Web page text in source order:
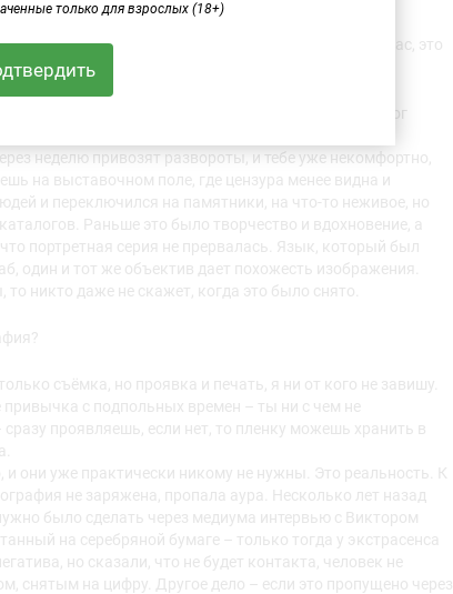
периоде, девяностых и двухтысячных годах?
концептуальная серия, а то, что снимаешь сейчас, это
изменились отношения в среде. Ты уже там не мог
неделю привозят развороты, и тебе уже некомфортно,
на выставочном поле, где цензура менее видна и
и переключился на памятники, на что-то неживое, но
Раньше это было творчество и вдохновение, а
портретная серия не прервалась. Язык, который был
один и тот же объектив дает похожесть изображения.
никто даже не скажет, когда это было снято.
съёмка, но проявка и печать, я ни от кого не завишу.
с подпольных времен – ты ни с чем не
проявляешь, если нет, то пленку можешь хранить в
они уже практически никому не нужны. Это реальность. К
не заряжена, пропала аура. Несколько лет назад
было сделать через медиума интервью с Виктором
на серебряной бумаге – только тогда у экстрасенса
но сказали, что не будет контакта, человек не
снятым на цифру. Другое дело – если это пропущено через
только для взрослых (18+)